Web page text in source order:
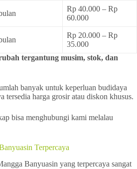
Rp 40.000 – Rp
60.000
Rp 20.000 – Rp
35.000
tergantung musim, stok, dan
banyak untuk keperluan budidaya
tersedia harga grosir atau diskon khusus.
bisa menghubungi kami melalau
Terpercaya
Banyuasin yang terpercaya sangat